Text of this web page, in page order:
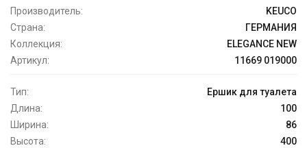
Производитель:
KEUCO
Страна:
ГЕРМАНИЯ
Коллекция:
ELEGANCE NEW
Артикул:
11669 019000
Тип:
Ершик для туалета
Длина:
100
Ширина:
86
Высота:
400